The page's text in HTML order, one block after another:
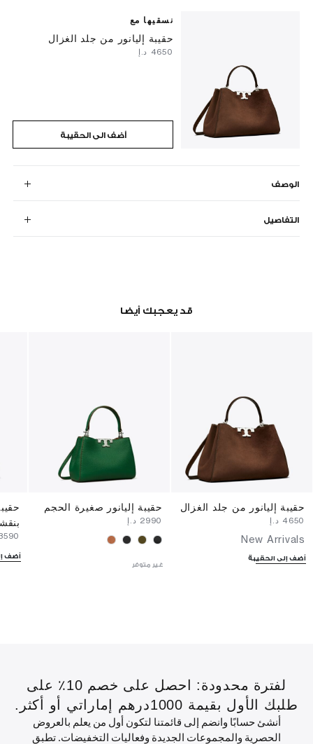
نسقيها مع
حقيبة إليانور من جلد الغزال
أضف الى الحقيبة
الوصف
التفاصيل
قد يعجبك أيضا
حقيبة إليانور من جلد الغزال
New Arrivals
أضف إلى الحقيبة
حقيبة إليانور صغيرة الحجم
غير متوفر
أضف
لفترة محدودة: احصل على خصم 10٪ على
طلبك الأول بقيمة 1000درهم إماراتي أو أكثر.
أنشئ حسابًا وانضم إلى قائمتنا لتكون أول من يعلم بالعروض
الحصرية والمجموعات الجديدة وفعاليات التخفيضات. تطبق